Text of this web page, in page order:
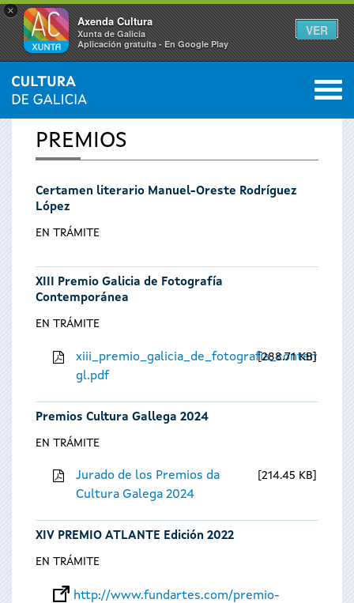
×
Axenda Cultura
Xunta de Galicia
Aplicación gratuíta - En Google Play
VER
Se
encuentra
usted
aquí
INICIO 0
PREMIOS
Certamen literario Manuel-Oreste Rodríguez
López
EN TRÁMITE
XIII Premio Galicia de Fotografía
Contemporánea
EN TRÁMITE
gl.pdf
288.71 KB
Premios Cultura Gallega 2024
EN TRÁMITE
Jurado de los Premios da
Cultura Galega 2024
214.45 KB
XIV PREMIO ATLANTE Edición 2022
EN TRÁMITE
http://www.fundartes.com/premio-